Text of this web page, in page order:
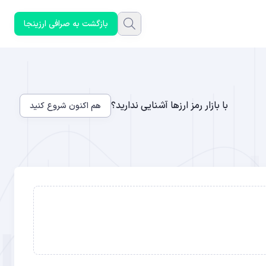
بازگشت به صرافی ارزینجا
با بازار رمز ارزها آشنایی ندارید؟ هم اکنون شروع کنید